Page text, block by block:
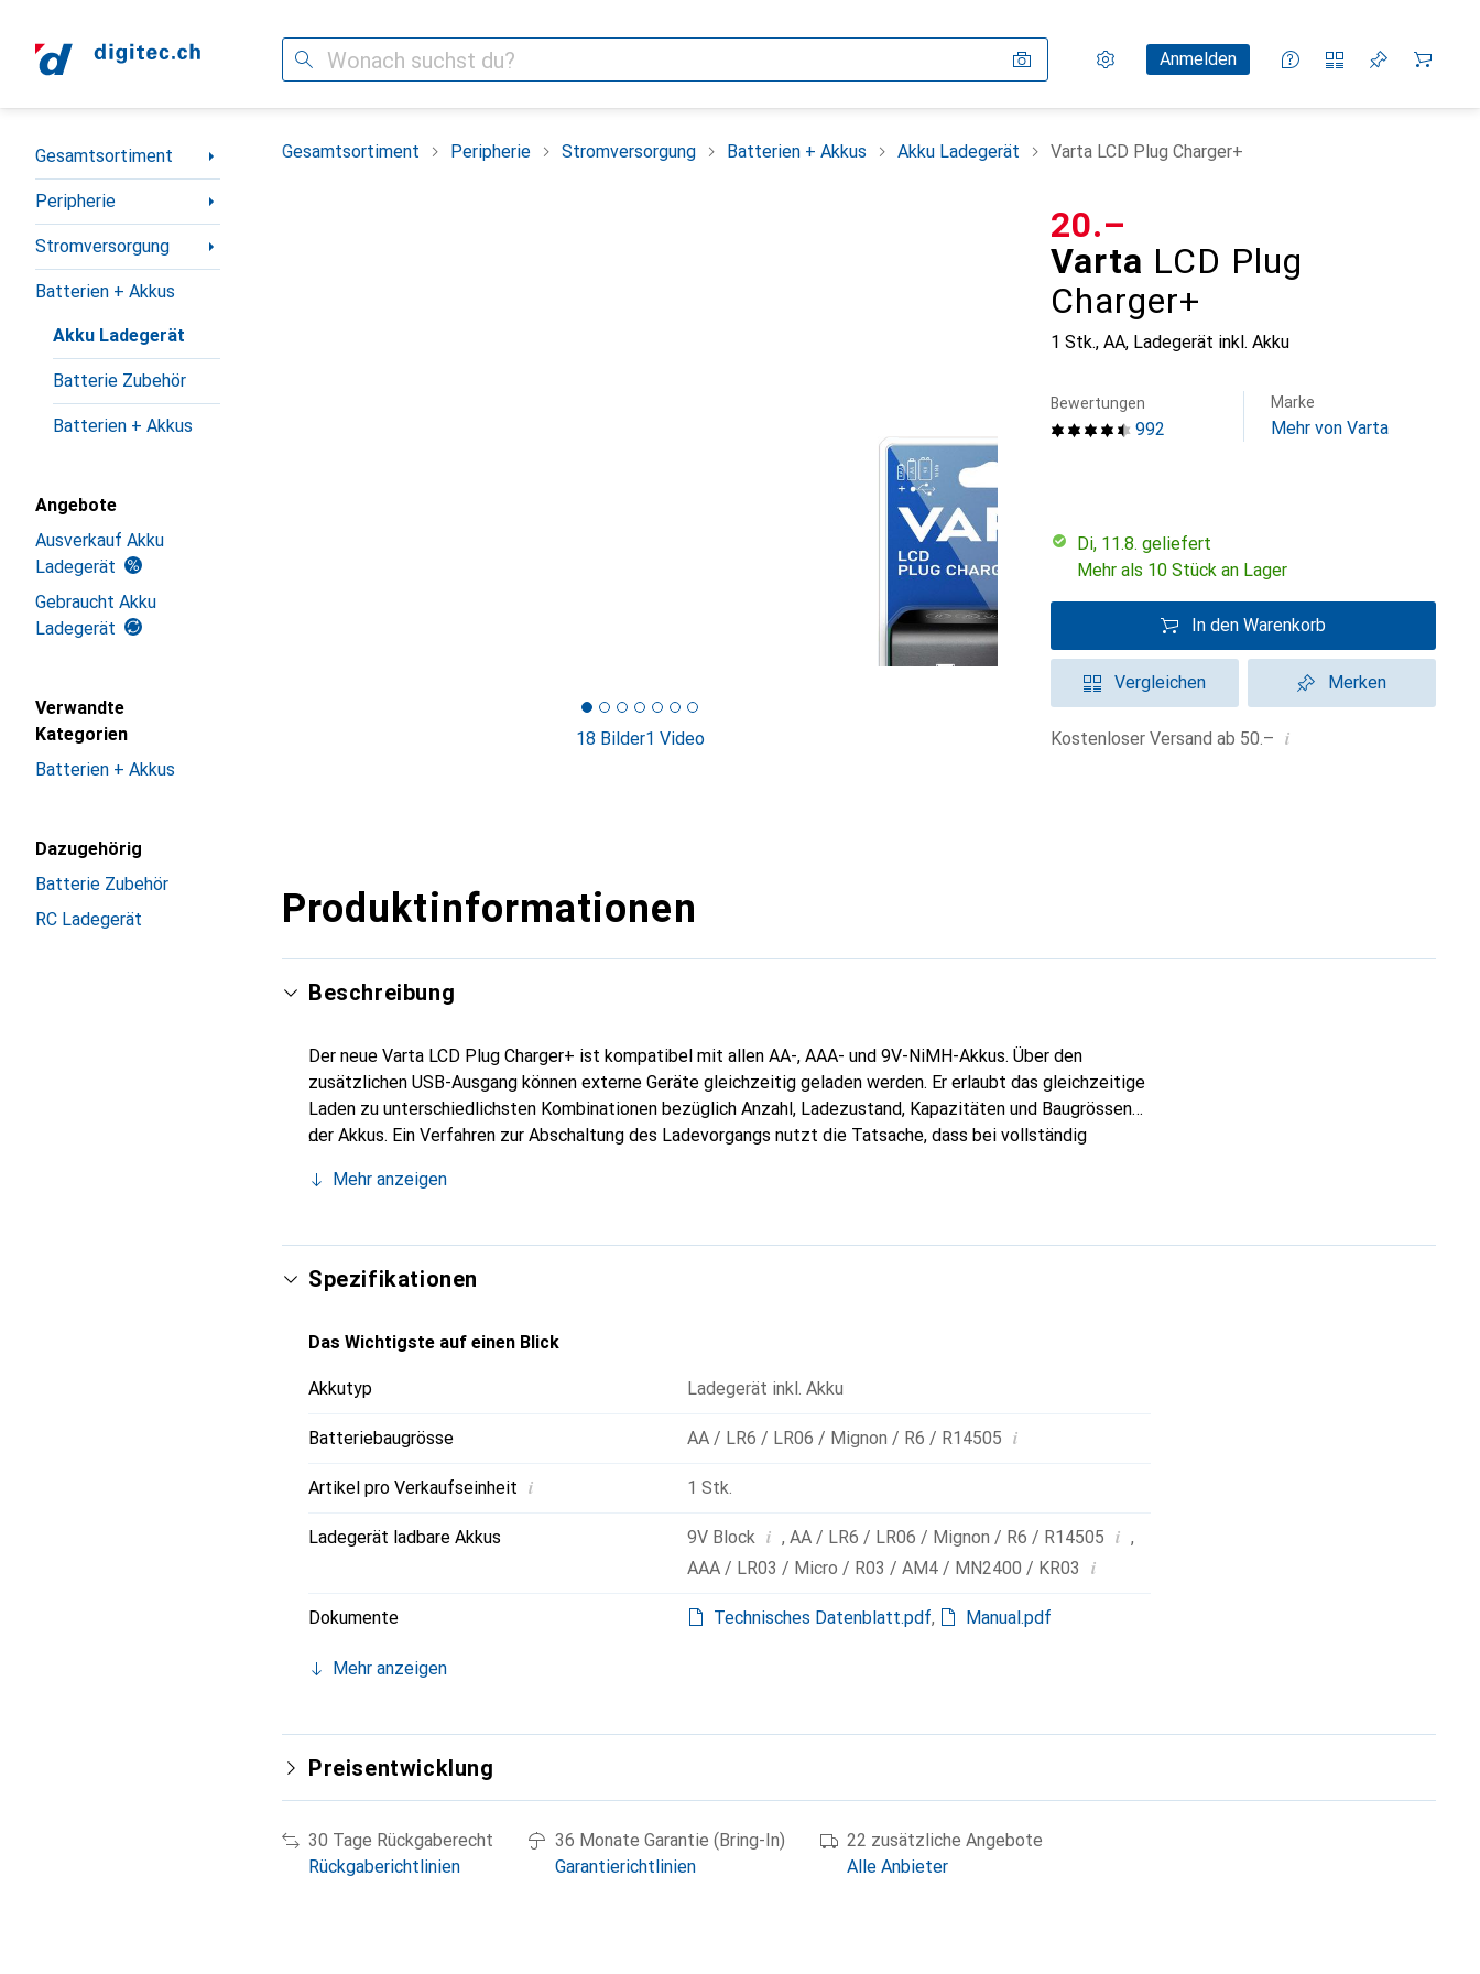
Suche Einstellungen
KundenkontoAnmelden
Vergleichslisten
Merklisten
Warenkorb
Navigation nach Kategorien
Gesamtsortiment
Peripherie
Stromversorgung
Batterien + Akkus
Akku Ladegerät
Batterie Zubehör
Batterien + Akkus
Angebote
Ausverkauf Akku
Ladegerät
Gebraucht Akku
Ladegerät
Verwandte
Kategorien
Batterien + Akkus
Dazugehörig
Batterie Zubehör
RC Ladegerät
Gesamtsortiment Peripherie Stromversorgung Batterien + Akkus Akku Ladegerät Varta LCD Plug Charger+
18 Bilder1 Video
Varta LCD Plug
Charger+
1 Stk., AA, Ladegerät inkl. Akku
CHF
20.–
992
Bewertungen Marke
Mehr von Varta
Di, 11.8. geliefert
Mehr als 10 Stück an Lager
In den Warenkorb
Vergleichen Merken
Kostenloser Versand ab 50.– i
Produktinformationen
Beschreibung
Der neue Varta LCD Plug Charger+ ist kompatibel mit allen AA-, AAA- und 9V-NiMH-Akkus. Über den
zusätzlichen USB-Ausgang können externe Geräte gleichzeitig geladen werden. Er erlaubt das gleichzeitige
Laden zu unterschiedlichsten Kombinationen bezüglich Anzahl, Ladezustand, Kapazitäten und Baugrössen
der Akkus. Ein Verfahren zur Abschaltung des Ladevorgangs nutzt die Tatsache, dass bei vollständig
bestimmten Zeit ab, unabhängig vom Ladestatus. Defekte Zellen werden nicht geladen und beschädigen
Batterietypen. Über die USB-Schnittstellen des Ladegerätes können mobile Geräte via USB-Kabel geladen
werden. Es gibt Schutz vor falsch eingelegten Zellen. Die Ladezeit beträgt 4 Stunden.
Mehr anzeigen
Spezifikationen
Das Wichtigste auf einen Blick
Akkutyp Ladegerät inkl. Akku
Batteriebaugrösse AA / LR6 / LR06 / Mignon / R6 / R14505 i
Artikel pro Verkaufseinheit i 1 Stk.
Ladegerät ladbare Akkus 9V Block i , AA / LR6 / LR06 / Mignon / R6 / R14505 i ,
AAA / LR03 / Micro / R03 / AM4 / MN2400 / KR03
i
Dokumente Technisches Datenblatt.pdf, Manual.pdf
Mehr anzeigen
Preisentwicklung
30 Tage Rückgaberecht
Rückgaberichtlinien
36 Monate Garantie (Bring-In)
Garantierichtlinien
22 zusätzliche Angebote
Alle Anbieter